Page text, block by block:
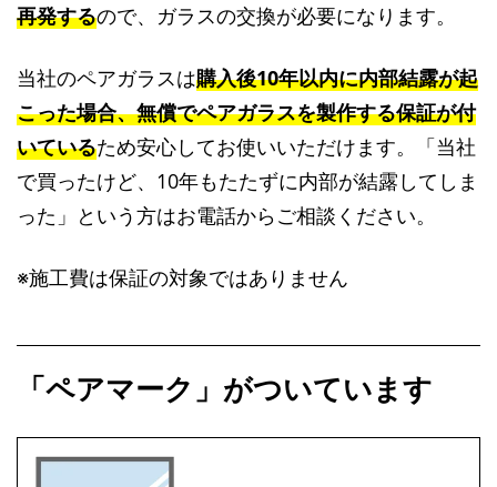
再発するので、ガラスの交換が必要になります。
当社のペアガラスは購入後10年以内に内部結露が起
こった場合、無償でペアガラスを製作する保証が付
いているため安心してお使いいただけます。「当社
で買ったけど、10年もたたずに内部が結露してしま
った」という方はお電話からご相談ください。
※施工費は保証の対象ではありません
「ペアマーク」がついています